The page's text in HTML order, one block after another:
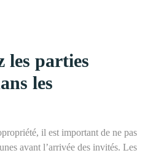
les parties
les
il est important de ne pas
avant l’arrivée des invités. Les